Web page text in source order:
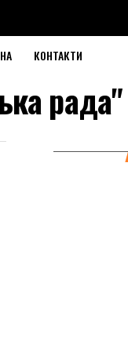
КОНТАКТИ
рада"